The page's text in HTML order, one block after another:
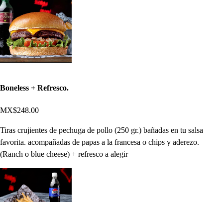
Boneless + Refresco.
MX$248.00
Tiras crujientes de pechuga de pollo (250 gr.) bañadas en tu salsa
favorita. acompañadas de papas a la francesa o chips y aderezo.
(Ranch o blue cheese) + refresco a alegir